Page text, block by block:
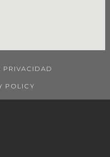
PRIVACIDAD
POLICY